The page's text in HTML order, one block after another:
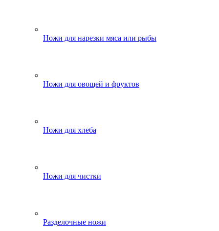
Ножи для нарезки мяса или рыбы
Ножи для овощей и фруктов
Ножи для хлеба
Ножи для чистки
Разделочные ножи